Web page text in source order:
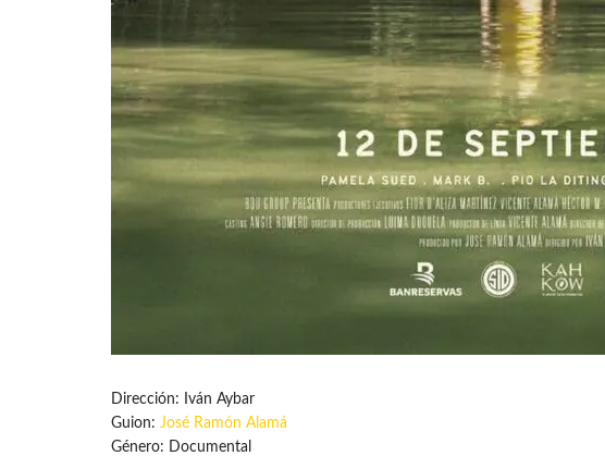
Dirección: Iván Aybar
Guion: José Ramón Alamá
Género: Documental